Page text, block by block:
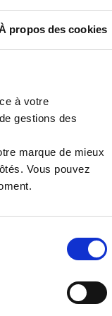
propos des cookies
à votre
gestions des
marque de mieux
Vous pouvez
- Boîte auto